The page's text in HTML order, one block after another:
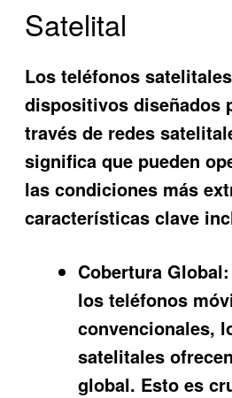
Satelital
Los teléfonos
dispositivos diseñados
través de redes
significa que pueden
las condiciones más
características clave
Cobertura Global:
los teléfonos
convencionales,
satelitales
global. Esto es